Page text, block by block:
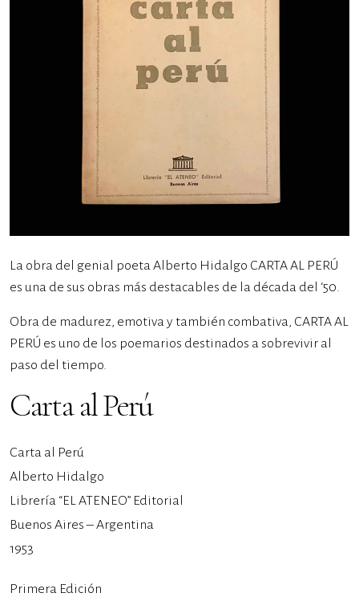
La obra del genial poeta Alberto Hidalgo CARTA AL PERÚ
es una de sus obras más destacables de la década del ‘50.
Obra de madurez, emotiva y también combativa, CARTA AL
PERÚ es uno de los poemarios destinados a sobrevivir al
paso del tiempo.
Carta al Perú
Carta al Perú
Alberto Hidalgo
Librería “EL ATENEO” Editorial
Buenos Aires – Argentina
1953
Primera Edición